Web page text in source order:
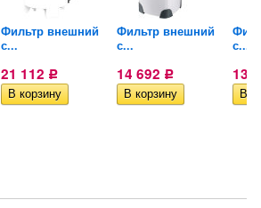
Фильтр внешний
с...
21 112 Р
Фильтр внешний
с...
14 692 Р
с...
13